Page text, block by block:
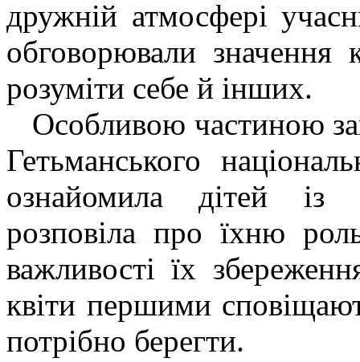
дружній атмосфері
обговорювали значення
розуміти себе й інших.
Особливою частиною
Гетьманського
ознайомила дітей із
розповіла про їхню
важливості їх
квіти першими
потрібно берегти.